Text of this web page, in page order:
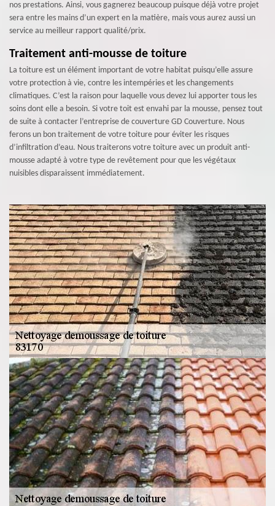
nos prestations. Ainsi, vous gagnerez beaucoup puisque déjà votre projet
sera entre les mains d’un expert en la matière, mais vous aurez aussi un
service au meilleur rapport qualité/prix.
Traitement anti-mousse de toiture
La toiture est un élément important de votre habitat puisqu’elle assure
votre protection à vie, contre les intempéries et les changements
climatiques. C’est la raison pour laquelle vous devez lui apporter tous les
soins dont elle a besoin. Si votre toit est envahi par la mousse, pensez tout
de suite à contacter l’entreprise de couverture GD Couverture. Nous
ferons un bon traitement de votre toiture pour éviter les risques
d’infiltration d’eau. Nous traiterons votre toiture avec un produit anti-
mousse adapté à votre type de revêtement pour que les végétaux
nuisibles disparaissent immédiatement.